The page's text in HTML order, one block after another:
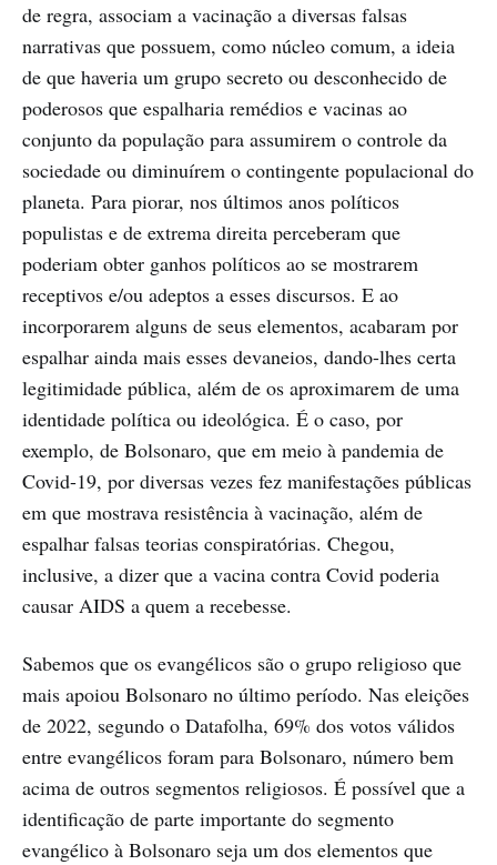
de regra, associam a vacinação a diversas falsas
narrativas que possuem, como núcleo comum, a ideia
de que haveria um grupo secreto ou desconhecido de
poderosos que espalharia remédios e vacinas ao
conjunto da população para assumirem o controle da
sociedade ou diminuírem o contingente populacional do
planeta. Para piorar, nos últimos anos políticos
populistas e de extrema direita perceberam que
poderiam obter ganhos políticos ao se mostrarem
receptivos e/ou adeptos a esses discursos. E ao
incorporarem alguns de seus elementos, acabaram por
espalhar ainda mais esses devaneios, dando-lhes certa
legitimidade pública, além de os aproximarem de uma
identidade política ou ideológica. É o caso, por
exemplo, de Bolsonaro, que em meio à pandemia de
Covid-19, por diversas vezes fez manifestações públicas
em que mostrava resistência à vacinação, além de
espalhar falsas teorias conspiratórias. Chegou,
inclusive, a dizer que a vacina contra Covid poderia
causar AIDS a quem a recebesse.
Sabemos que os evangélicos são o grupo religioso que
mais apoiou Bolsonaro no último período. Nas eleições
de 2022, segundo o Datafolha, 69% dos votos válidos
entre evangélicos foram para Bolsonaro, número bem
acima de outros segmentos religiosos. É possível que a
identificação de parte importante do segmento
evangélico à Bolsonaro seja um dos elementos que